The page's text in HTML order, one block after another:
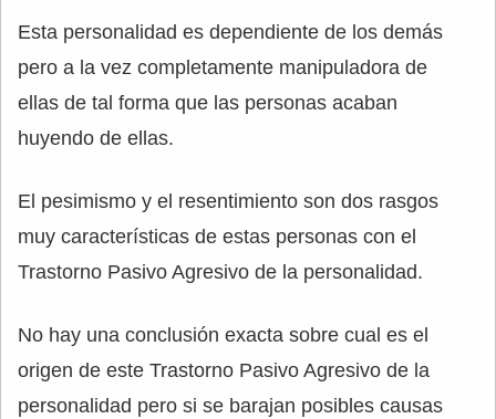
Esta personalidad es dependiente de los demás
pero a la vez completamente manipuladora de
ellas de tal forma que las personas acaban
huyendo de ellas.
El pesimismo y el resentimiento son dos rasgos
muy características de estas personas con el
Trastorno Pasivo Agresivo de la personalidad.
No hay una conclusión exacta sobre cual es el
origen de este Trastorno Pasivo Agresivo de la
personalidad pero si se barajan posibles causas